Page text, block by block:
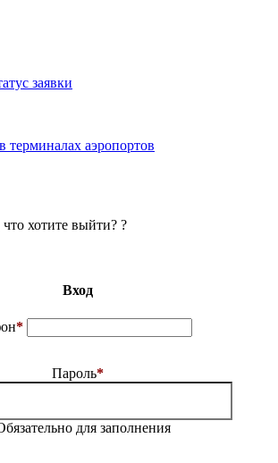
заявки
терминалах аэропортов
хотите выйти? ?
Вход
*
Пароль*
для заполнения